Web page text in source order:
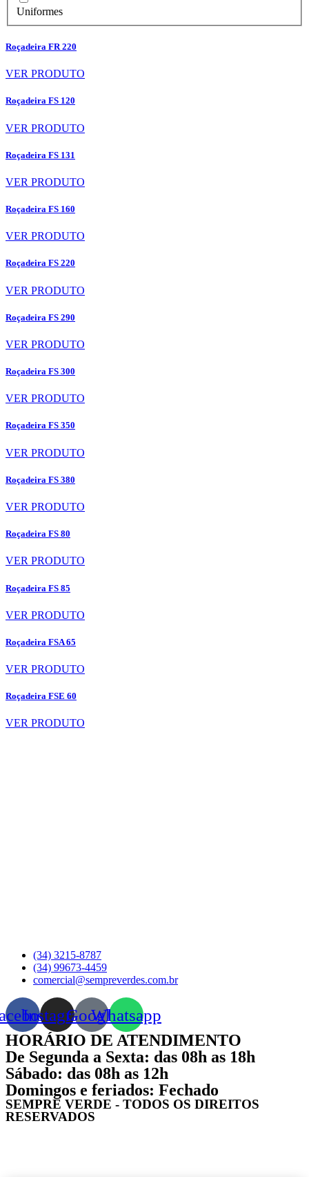
Uniformes
Roçadeira FR 220
VER PRODUTO
Roçadeira FS 120
VER PRODUTO
Roçadeira FS 131
VER PRODUTO
Roçadeira FS 160
VER PRODUTO
Roçadeira FS 220
VER PRODUTO
Roçadeira FS 290
VER PRODUTO
Roçadeira FS 300
VER PRODUTO
Roçadeira FS 350
VER PRODUTO
Roçadeira FS 380
VER PRODUTO
Roçadeira FS 80
VER PRODUTO
Roçadeira FS 85
VER PRODUTO
Roçadeira FSA 65
VER PRODUTO
Roçadeira FSE 60
VER PRODUTO
(34) 3215-8787
(34) 99673-4459
comercial@sempreverdes.com.br
InstagramGoogleWhatsapp
HORÁRIO DE ATENDIMENTO
De Segunda a Sexta: das 08h as 18h
Sábado: das 08h as 12h
Domingos e feriados: Fechado
SEMPRE VERDE - TODOS OS DIREITOS
RESERVADOS